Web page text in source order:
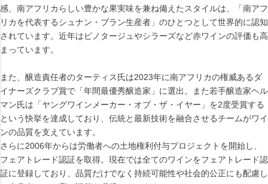
感、南アフリカらしい豊かな果実味を兼ね備えたスタイルは、「南アフ
リカを代表するシュナン・ブラン生産者」のひとつとして世界的に認知
されています。近年はピノタージュやシラーズなど赤ワインの評価も高
まっています。
また、醸造責任者のターティス氏は2023年に南アフリカの権威あるダ
イナーズクラブ賞で「年間最優秀醸造家」に選出。また若手醸造家ヘル
マン氏は「ヤングワインメーカー・オブ・ザ・イヤー」を2度受賞する
という快挙を達成しており、伝統と最新技術を融合させるチームがワイ
ンの品質を支えています。
さらに2006年からは労働者への土地権利付与プロジェクトを開始し、
フェアトレード認証を取得。現在では全てのワインをフェアトレード認
証に登録しており、品質だけでなく持続可能性や社会的公正にも配慮し